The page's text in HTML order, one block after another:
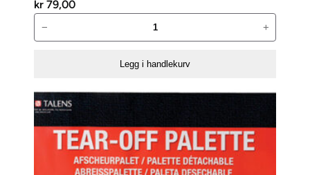
kr 79,00
02
− +
Legg i handlekurv